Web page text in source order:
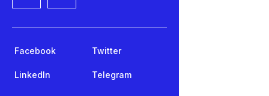
Facebook Twitter
LinkedIn Telegram